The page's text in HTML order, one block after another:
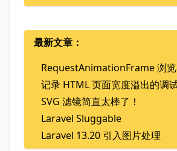
最新文章：
RequestAnimationFrame 浏
记录 HTML 页面宽度溢出的调
SVG 滤镜简直太棒了！
Laravel Sluggable
Laravel 13.20 引入图片处理